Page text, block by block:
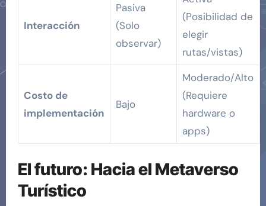
Interacción
Pasiva
(Solo
observar)
(Posibilidad de
elegir
rutas/vistas)
Costo de
implementación
Bajo
Moderado/Alto
(Requiere
hardware o
apps)
El futuro: Hacia el Metaverso
Turístico